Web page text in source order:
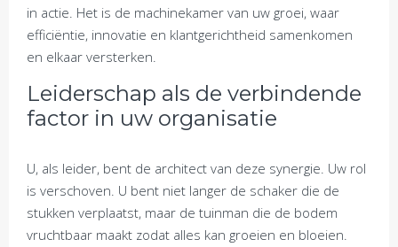
in actie. Het is de machinekamer van uw groei, waar
efficiëntie, innovatie en klantgerichtheid samenkomen
en elkaar versterken.
Leiderschap als de verbindende
factor in uw organisatie
U, als leider, bent de architect van deze synergie. Uw rol
is verschoven. U bent niet langer de schaker die de
stukken verplaatst, maar de tuinman die de bodem
vruchtbaar maakt zodat alles kan groeien en bloeien.